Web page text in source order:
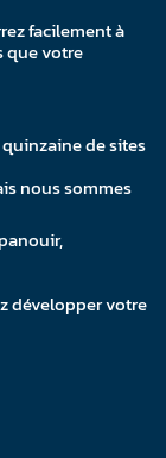
facilement à
que votre
de sites
nous sommes
développer votre